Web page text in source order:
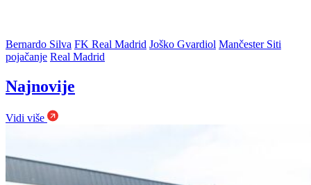
Bernardo Silva FK Real Madrid Joško Gvardiol Mančester Siti
pojačanje Real Madrid
Najnovije
Vidi više